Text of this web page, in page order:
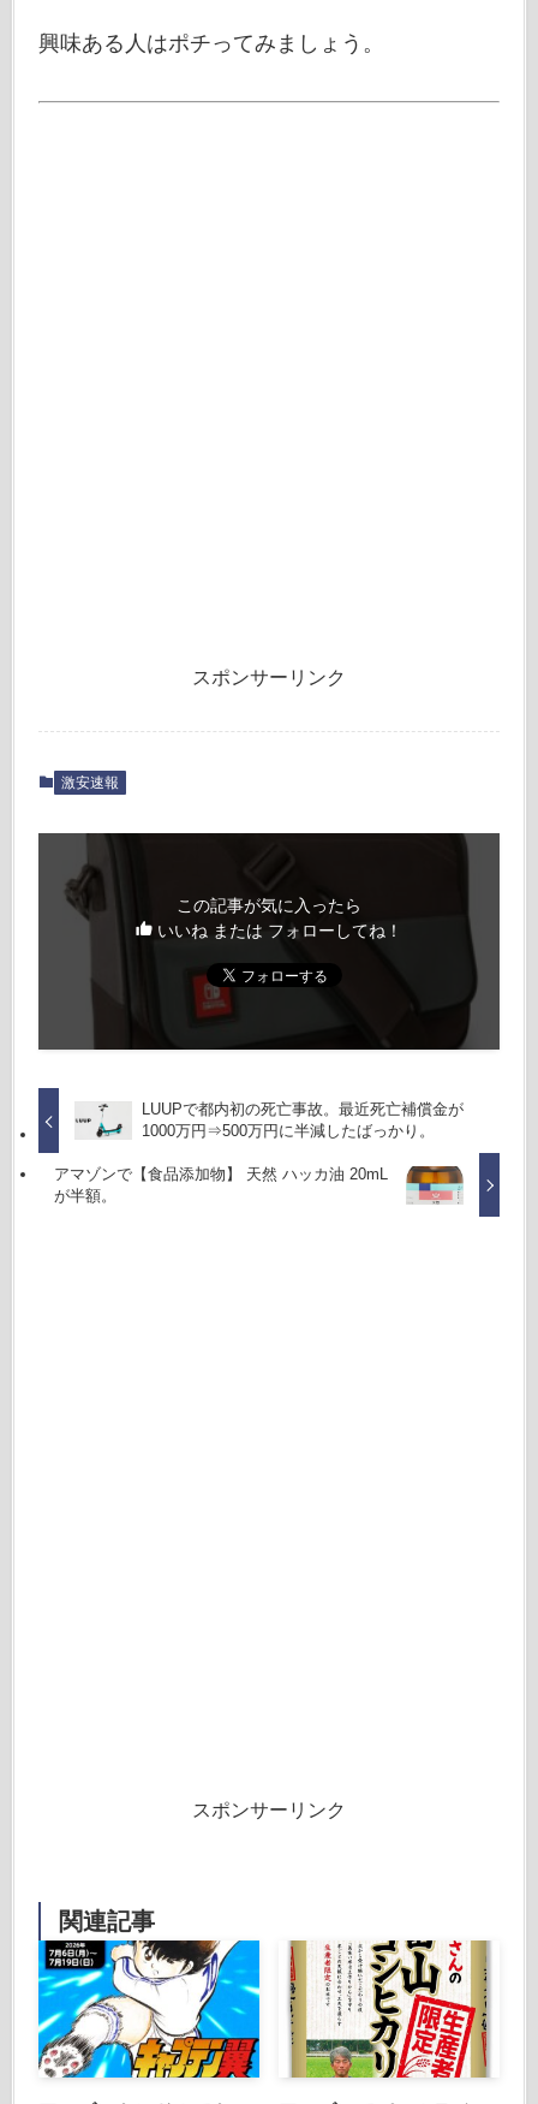
興味ある人はポチってみましょう。
スポンサーリンク
激安速報
この記事が気に入ったら
いいね または フォローしてね！
LUUPで都内初の死亡事故。最近死亡補償金が
1000万円⇒500万円に半減したばっかり。
アマゾンで【食品添加物】 天然 ハッカ油 20mL
が半額。
スポンサーリンク
関連記事